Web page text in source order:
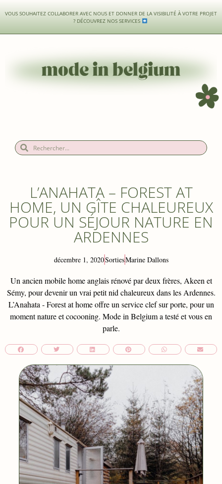
VOUS SOUHAITEZ COLLABORER AVEC NOUS ET DONNER DE LA VISIBILITÉ À VOTRE PROJET
? DÉCOUVREZ NOS SERVICES
L’ANAHATA – FOREST AT
HOME, UN GÎTE CHALEUREUX
POUR UN SÉJOUR NATURE EN
ARDENNES
décembre 1, 2020SortiesMarine Dallons
Un ancien mobile home anglais rénové par deux frères, Akeen et
Sémy, pour devenir un vrai petit nid chaleureux dans les Ardennes.
L’Anahata - Forest at home offre un service clef sur porte, pour un
moment nature et cocooning. Mode in Belgium a testé et vous en
parle.